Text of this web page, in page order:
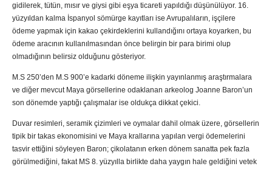
gidilerek, tütün, mısır ve giysi gibi eşya ticareti yapıldığı düşünülüyor. 16.
yüzyıldan kalma İspanyol sömürge kayıtları ise Avrupalıların, işçilere
ödeme yapmak için kakao çekirdeklerini kullandığını ortaya koyarken, bu
ödeme aracının kullanılmasından önce belirgin bir para birimi olup
olmadığının belirsiz olduğunu gösteriyor.
M.S 250’den M.S 900’e kadarki döneme ilişkin yayınlanmış araştırmalara
ve diğer mevcut Maya görsellerine odaklanan arkeolog Joanne Baron’un
son dönemde yaptığı çalışmalar ise oldukça dikkat çekici.
Duvar resimleri, seramik çizimleri ve oymalar dahil olmak üzere, görsellerin
tipik bir takas ekonomisini ve Maya krallarına yapılan vergi ödemelerini
tasvir ettiğini söyleyen Baron; çikolatanın erken dönem sanatta pek fazla
görülmediğini, fakat MS 8. yüzyılla birlikte daha yaygın hale geldiğini vetek